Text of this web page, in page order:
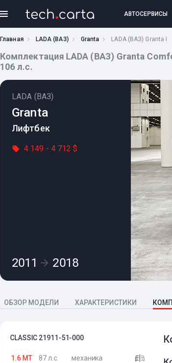
АВТОСЕРВИСЫ
Главная LADA (ВАЗ) Granta LADA (ВАЗ) Granta I
Комплектация LADA (ВАЗ) Granta
106 л.с.
LADA (ВАЗ)
Granta
Лифтбек
4 149 - 4 712 $
2011 2018
ОБЗОР МОДЕЛИ ХАРАКТЕРИСТИКИ
CLASSIC 21911-51-000
1.6 MT 87 л.с. механика